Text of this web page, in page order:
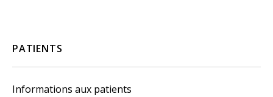
PATIENTS
Informations aux patients